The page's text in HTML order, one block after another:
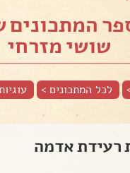
המתכונים
שושי מזרחי
לכל המתכונים >
רעידת אדמה